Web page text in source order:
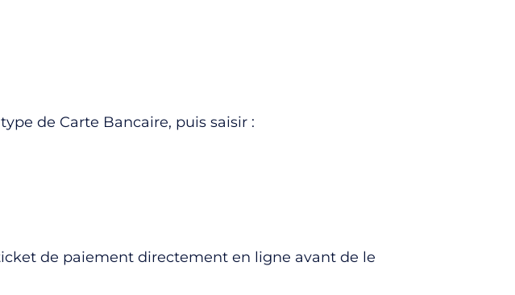
de Carte Bancaire, puis saisir :
de paiement directement en ligne avant de le